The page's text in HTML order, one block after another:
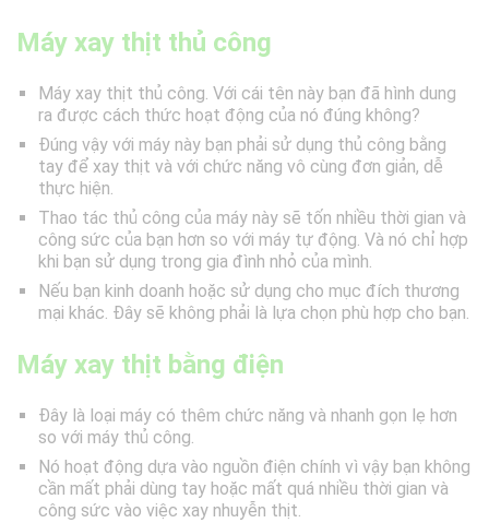
Máy xay thịt thủ công
Máy xay thịt thủ công. Với cái tên này bạn đã hình dung
ra được cách thức hoạt động của nó đúng không?
Đúng vậy với máy này bạn phải sử dụng thủ công bằng
tay để xay thịt và với chức năng vô cùng đơn giản, dễ
thực hiện.
Thao tác thủ công của máy này sẽ tốn nhiều thời gian và
công sức của bạn hơn so với máy tự động. Và nó chỉ hợp
khi bạn sử dụng trong gia đình nhỏ của mình.
Nếu bạn kinh doanh hoặc sử dụng cho mục đích thương
mại khác. Đây sẽ không phải là lựa chọn phù hợp cho bạn.
Máy xay thịt bằng điện
Đây là loại máy có thêm chức năng và nhanh gọn lẹ hơn
so với máy thủ công.
Nó hoạt động dựa vào nguồn điện chính vì vậy bạn không
cần mất phải dùng tay hoặc mất quá nhiều thời gian và
công sức vào việc xay nhuyễn thịt.